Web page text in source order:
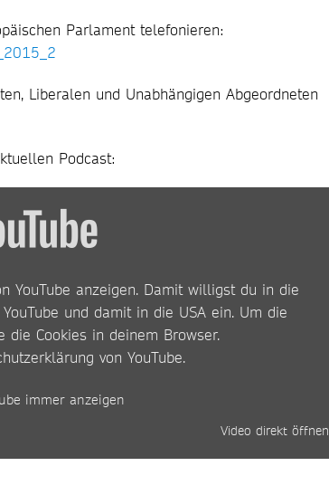
Parlament telefonieren:
Liberalen und Unabhängigen Abgeordneten
Podcast:
YouTube anzeigen. Damit willigst du in die
und damit in die USA ein. Um die
Cookies in deinem Browser.
von YouTube.
immer anzeigen
Video direkt öffnen